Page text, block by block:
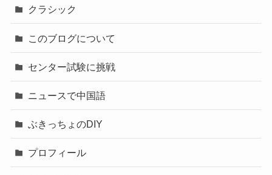
クラシック
このブログについて
センター試験に挑戦
ニュースで中国語
ぶきっちょのDIY
プロフィール